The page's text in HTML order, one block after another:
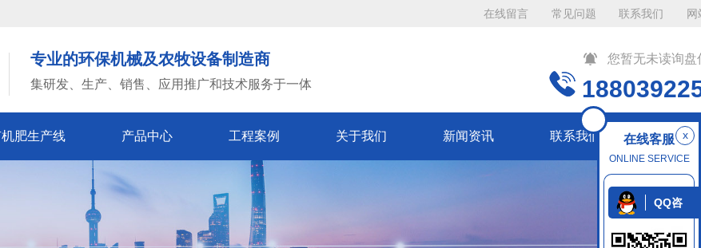
在线留言 常见问题 联系我们
专业的环保机械及农牧设备制造商
集研发、生产、销售、应用推广和技术服务于一体
您暂无未读询盘
肥生产线 产品中心 工程案例 关于我们 新闻资讯 联系我们 x
在线客服
ONLINE SERVICE
QQ咨
询